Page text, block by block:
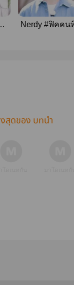
Nerdy #ฟิคคน
สุดของ บทนำ